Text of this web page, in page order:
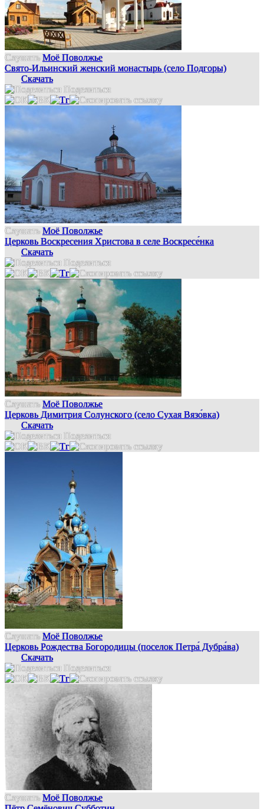
Слушать Моё Поволжье
Свято-Ильинский женский монастырь (село Подгоры)
Скачать
Поделиться
Слушать Моё Поволжье
Церковь Воскресения Христова в селе Воскресе́нка
Скачать
Поделиться
Слушать Моё Поволжье
Церковь Димитрия Солунского (село Сухая Вязо́вка)
Скачать
Поделиться
Слушать Моё Поволжье
Церковь Рождества Богородицы (поселок Петра́ Дубра́ва)
Скачать
Поделиться
Слушать Моё Поволжье